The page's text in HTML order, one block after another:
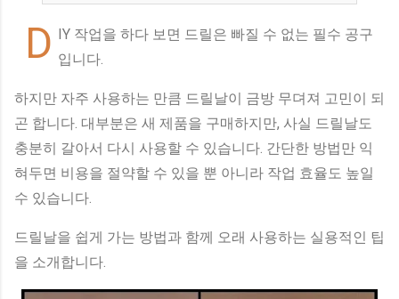
D IY 작업을 하다 보면 드릴은 빠질 수 없는 필수 공구
입니다.
하지만 자주 사용하는 만큼 드릴날이 금방 무뎌져 고민이 되
곤 합니다. 대부분은 새 제품을 구매하지만, 사실 드릴날도
충분히 갈아서 다시 사용할 수 있습니다. 간단한 방법만 익
혀두면 비용을 절약할 수 있을 뿐 아니라 작업 효율도 높일
수 있습니다.
드릴날을 쉽게 가는 방법과 함께 오래 사용하는 실용적인 팁
을 소개합니다.